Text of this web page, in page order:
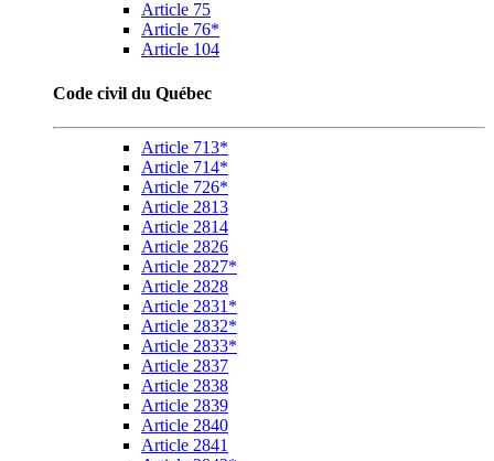
Article 75
Article 76*
Article 104
Code civil du Québec
Article 713*
Article 714*
Article 726*
Article 2813
Article 2814
Article 2826
Article 2827*
Article 2828
Article 2831*
Article 2832*
Article 2833*
Article 2837
Article 2838
Article 2839
Article 2840
Article 2841